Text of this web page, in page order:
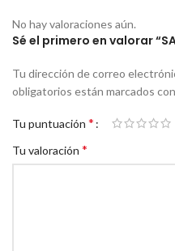
No hay valoraciones aún.
Sé el primero en valorar
Tu dirección de correo
obligatorios están marcados con
Tu puntuación *
Tu valoración *